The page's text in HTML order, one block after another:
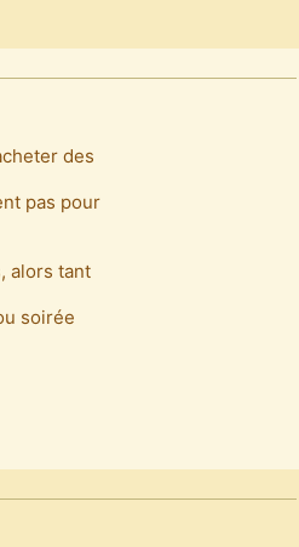
des
pas pour
alors tant
soirée